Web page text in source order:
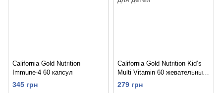
California Gold Nutrition
Immune-4 60 капсул
345 грн
California Gold Nutrition Kid’s
Multi Vitamin 60 жевательных
конфет
279 грн